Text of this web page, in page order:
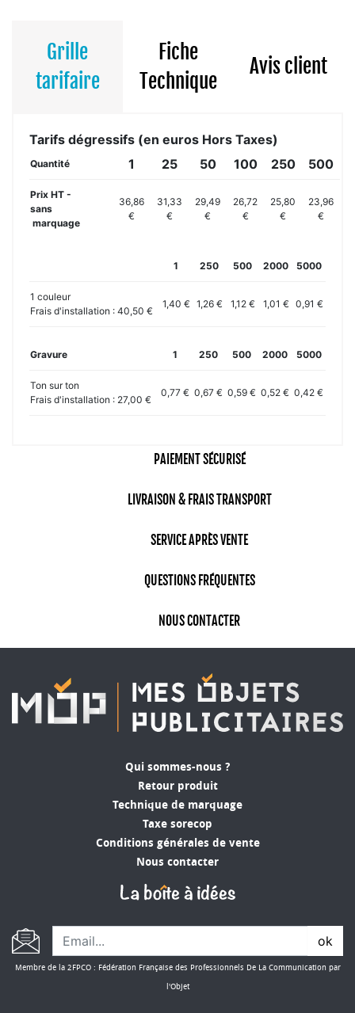
Grille
tarifaire
Fiche
Technique
Avis client
Tarifs dégressifs (en euros Hors Taxes)
Quantité 1 25 50 100 250 500
Prix HT -
sans
marquage
36,86
€
31,33
€
29,49
€
26,72
€
25,80
€
23,96
€
1 250 500 2000 5000
1 couleur
Frais d'installation : 40,50 €
1,40 € 1,26 € 1,12 € 1,01 € 0,91 €
Gravure 1 250 500 2000 5000
Ton sur ton
Frais d'installation : 27,00 €
0,77 € 0,67 € 0,59 € 0,52 € 0,42 €
PAIEMENT SÉCURISÉ
LIVRAISON & FRAIS TRANSPORT
SERVICE APRÈS VENTE
QUESTIONS FRÉQUENTES
NOUS CONTACTER
Qui sommes-nous ?
Retour produit
Technique de marquage
Taxe sorecop
Conditions générales de vente
Nous contacter
ok
Membre de la 2FPCO : Fédération Française des Professionnels De La Communication par
l'Objet